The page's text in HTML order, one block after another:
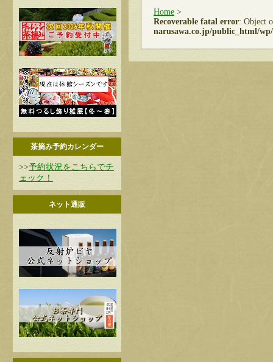
茶摘み予約カレンダー
>>予約状況をこちらでチ
ェック！
ネット通販
Home >
Recoverable fatal error: Object
narusawa.co.jp/public_html/